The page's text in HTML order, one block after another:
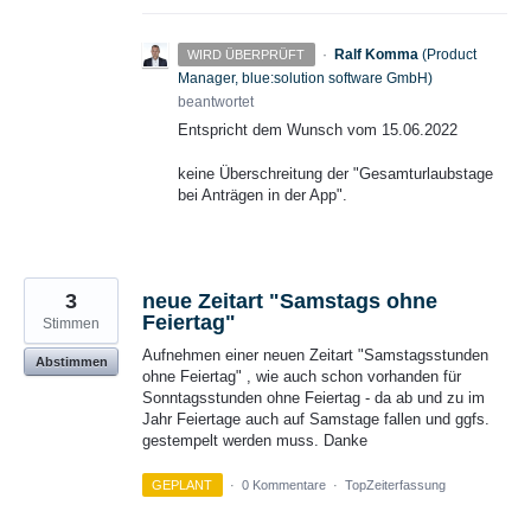
WIRD ÜBERPRÜFT · Ralf Komma (Product
Manager, blue:solution software GmbH)
beantwortet
Entspricht dem Wunsch vom 15.06.2022
keine Überschreitung der "Gesamturlaubstage
bei Anträgen in der App".
neue Zeitart "Samstags ohne
Feiertag"
Aufnehmen einer neuen Zeitart "Samstagsstunden
ohne Feiertag" , wie auch schon vorhanden für
Sonntagsstunden ohne Feiertag - da ab und zu im
Jahr Feiertage auch auf Samstage fallen und ggfs.
gestempelt werden muss. Danke
3
Stimmen
Abstimmen
GEPLANT · 0 Kommentare · TopZeiterfassung